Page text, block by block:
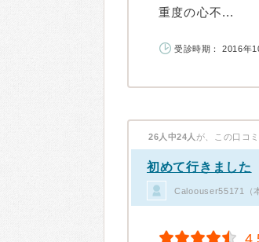
重度の心不...
受診時期： 2016年
26人中24人 が、この口コ
初めて行きました
Caloouser55171（